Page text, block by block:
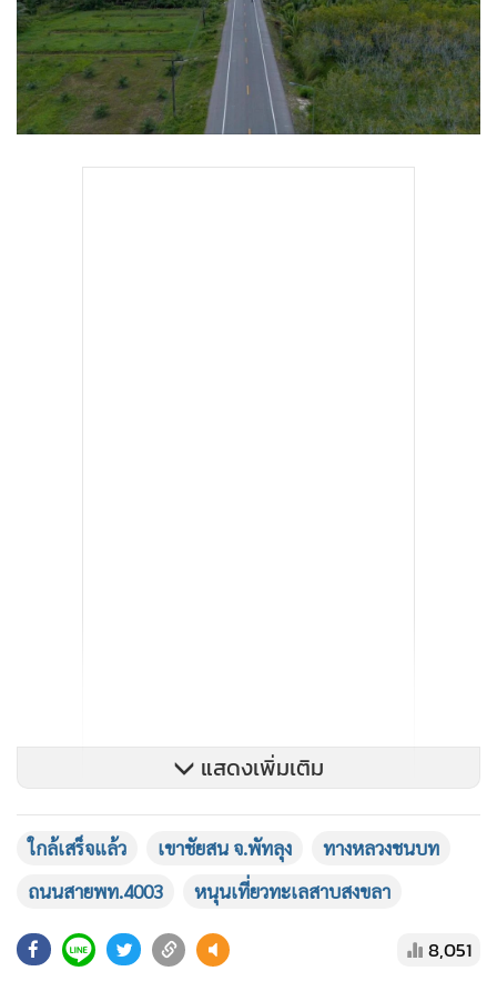
โครงการก่อสร้างถนนทางหลวงชนบทสาย พท.4003 แยก
ทล.4050-บ้านจงเก อำเภอเมือง, เขาชัยสน จังหวัดพัทลุง มีจุด
เริ่มต้นการก่อสร้างบริเวณ กม.ที่ 0+000 ตำบลลำปำ อำเภอเมือง
แสดงเพิ่มเติม
ใกล้เสร็จแล้ว เขาชัยสน จ.พัทลุง
ทางหลวงชนบท
ถนนสายพท.4003
หนุนเที่ยวทะเลสาบสงขลา
8,051